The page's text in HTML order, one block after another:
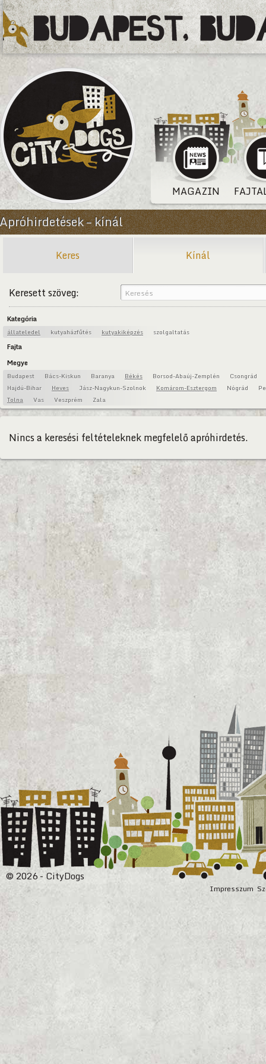
MAGAZIN
Apróhirdetések – kínál
Keres Kínál
Keresett szöveg:
Kategória
állateledel kutyaházfűtés kutyakiképzés szolgaltatás
Fajta
Megye
Budapest Bács-Kiskun Baranya Békés Borsod-Abaúj-Zemplén
Csongrád
Hajdú-Bihar
Heves Jász-Nagykun-Szolnok Komárom-Esztergom Nógrád
Tolna
Vas Veszprém Zala
Nincs a keresési feltételeknek megfelelő apróhirdetés.
Impresszum
© 2026 - CityDogs